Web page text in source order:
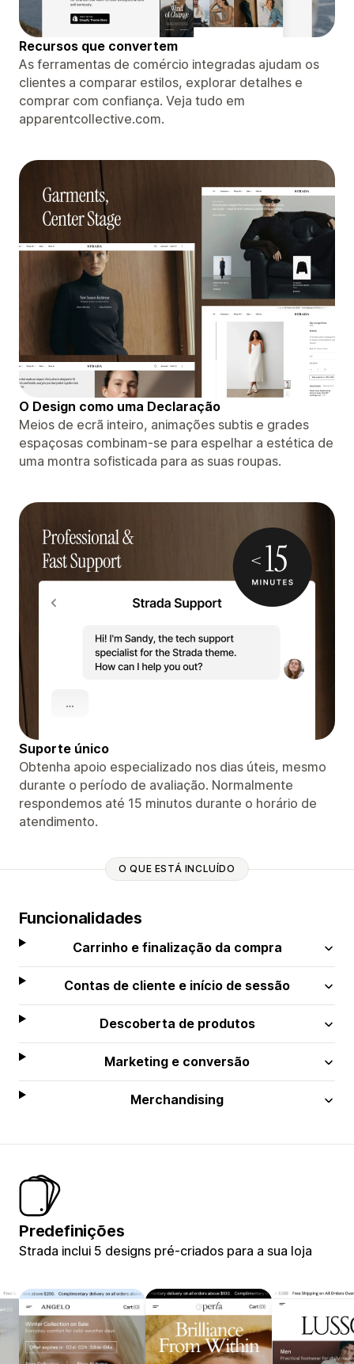
Recursos que convertem
As ferramentas de comércio integradas ajudam os
clientes a comparar estilos, explorar detalhes e
comprar com confiança. Veja tudo em
apparentcollective.com.
O Design como uma Declaração
Meios de ecrã inteiro, animações subtis e grades
espaçosas combinam-se para espelhar a estética de
uma montra sofisticada para as suas roupas.
Suporte único
Obtenha apoio especializado nos dias úteis, mesmo
durante o período de avaliação. Normalmente
respondemos até 15 minutos durante o horário de
atendimento.
O QUE ESTÁ INCLUÍDO
Funcionalidades
Carrinho e finalização da compra
Contas de cliente e início de sessão
Descoberta de produtos
Marketing e conversão
Merchandising
Predefinições
Strada inclui 5 designs pré-criados para a sua loja